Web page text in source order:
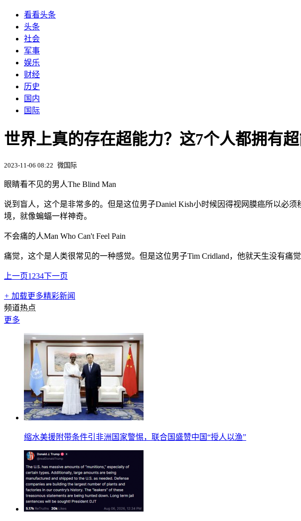
看看头条
头条
社会
军事
娱乐
财经
历史
国内
国际
世界上真的存在超能力？这7个人都拥有
2023-11-06 08:22 微国际
眼睛看不见的男人The Blind Man
说到盲人，这个是非常多的。但是这位男子Daniel Kish小时候因得视网膜癌所以必
境，就像蝙蝠一样神奇。
不会痛的人Man Who Can't Feel Pain
痛觉，这个是人类很常见的一种感觉。但是这位男子Tim Cridland，他就天生没有痛
上一页1 234下一页
+ 加载更多精彩新闻
频道热点
更多
缩水美援附带条件引非洲国家警惕，联合国盛赞中国“授人以渔”